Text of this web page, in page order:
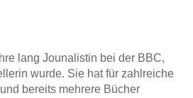
lang Jounalistin bei der BBC,
wurde. Sie hat für zahlreiche
bereits mehrere Bücher